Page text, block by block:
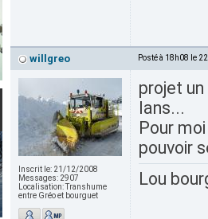
willgreo Posté à 18h08 le
Inscrit le: 21/12/2008
Messages: 2907
Localisation:Transhume
entre Gréo et bourguet
projet
lans...
Pour
pouvoir
Lou